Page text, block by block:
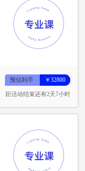
预估到手 ￥32800
距活动结束还有2天7小时